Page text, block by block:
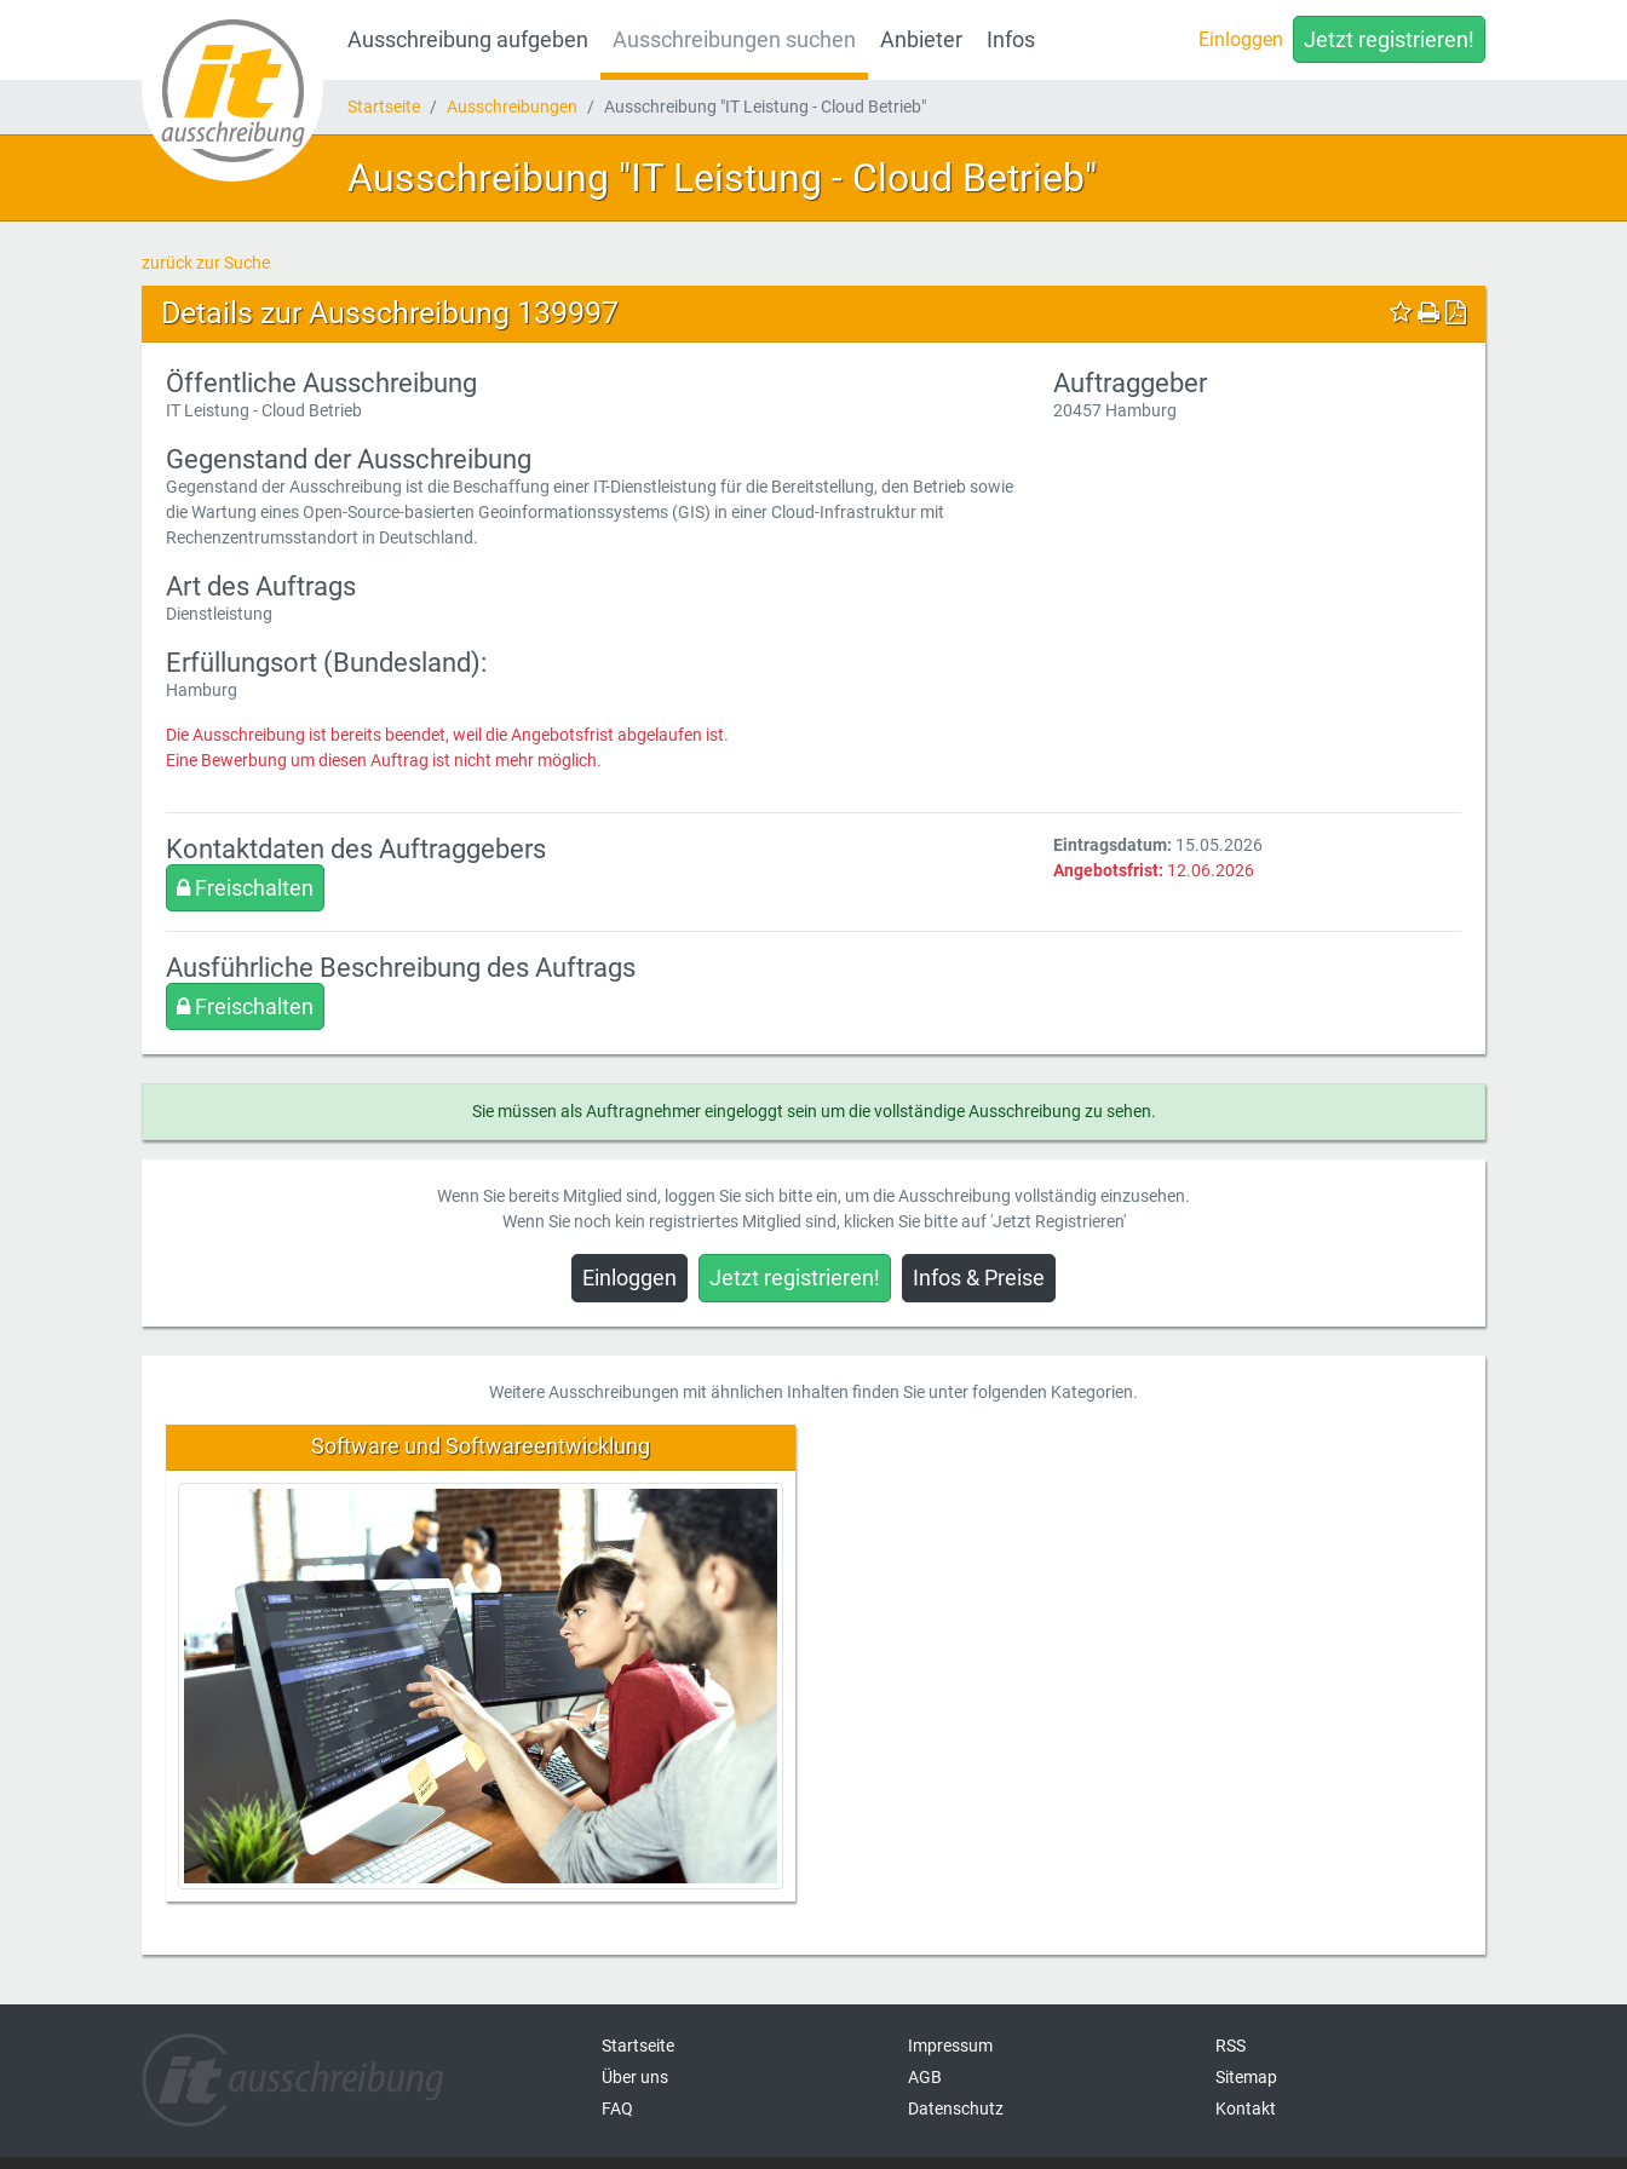
Ausschreibung aufgeben Ausschreibungen suchen Anbieter Infos Einloggen Jetzt registrieren!
Startseite Ausschreibungen Ausschreibung "IT Leistung - Cloud Betrieb"
Ausschreibung "IT Leistung - Cloud Betrieb"
zurück zur Suche
Details zur Ausschreibung 139997
Öffentliche Ausschreibung
IT Leistung - Cloud Betrieb
Gegenstand der Ausschreibung
Gegenstand der Ausschreibung ist die Beschaffung einer IT-Dienstleistung für die Bereitstellung, den Betrieb sowie
die Wartung eines Open-Source-basierten Geoinformationssystems (GIS) in einer Cloud-Infrastruktur mit
Rechenzentrumsstandort in Deutschland.
Art des Auftrags
Dienstleistung
Erfüllungsort (Bundesland):
Hamburg
Die Ausschreibung ist bereits beendet, weil die Angebotsfrist abgelaufen ist.
Eine Bewerbung um diesen Auftrag ist nicht mehr möglich.
Auftraggeber
20457 Hamburg
Kontaktdaten des Auftraggebers
Freischalten
Eintragsdatum: 15.05.2026
Angebotsfrist: 12.06.2026
Ausführliche Beschreibung des Auftrags
Freischalten
Sie müssen als Auftragnehmer eingeloggt sein um die vollständige Ausschreibung zu sehen.
Wenn Sie bereits Mitglied sind, loggen Sie sich bitte ein, um die Ausschreibung vollständig einzusehen.
Wenn Sie noch kein registriertes Mitglied sind, klicken Sie bitte auf 'Jetzt Registrieren'
Einloggen Jetzt registrieren! Infos & Preise
Weitere Ausschreibungen mit ähnlichen Inhalten finden Sie unter folgenden Kategorien.
Software und Softwareentwicklung
Startseite
Über uns
FAQ
Impressum
AGB
Datenschutz
RSS
Sitemap
Kontakt